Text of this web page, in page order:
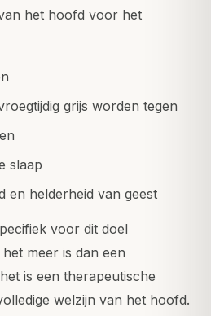
het hoofd voor het
grijs worden tegen
slaap
en helderheid van geest
voor dit doel
meer is dan een
is een therapeutische
welzijn van het hoofd.